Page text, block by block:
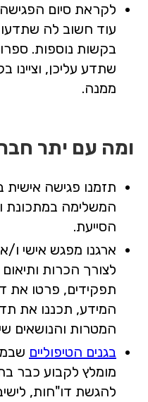
לקראת סיום
עוד חשוב לה
בקשות נוספות.
שתדע עליכן, וציינו
ממנה.
ומה עם יתר
תזמנו פגישה אישית
המשלימה במתכונת
הסייעת.
ארגנו מפגש אישי ו/
לצורך הכרות
תפקידים, פרטו את
המידע, תכננו את
המטרות והנושאים
בגנים הטיפוליים
מומלץ לקבוע כבר
להגשת דו"חות,